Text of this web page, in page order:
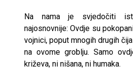
Na nama je svjedočiti
najosnovnije: Ovdje su
vojnici, poput mnogih drugih
na ovome groblju. Samo
križeva, ni nišana, ni humaka.